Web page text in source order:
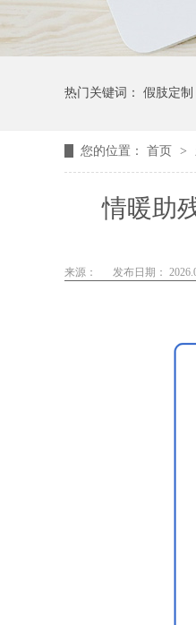
热门关键词： 假肢定制
您的位置： 首页 >
情暖助
来源： 发布日期：